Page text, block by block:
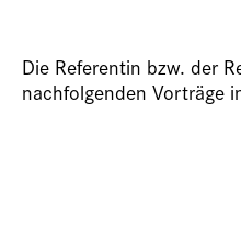
Die Referentin bzw. der
nachfolgenden Vorträge